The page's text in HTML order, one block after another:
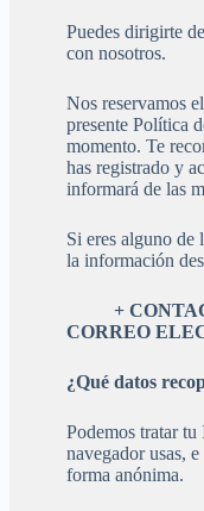
Puedes dirigirte
con nosotros.
Nos reservamos
presente Política
momento. Te
has registrado y
informará de las
Si eres alguno de
la información
+
CORREO
¿Qué datos
Podemos tratar tu
navegador usas,
forma anónima.